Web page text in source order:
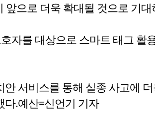
으로 더욱 확대될 것으로 기대
자를 대상으로 스마트 태그
서비스를 통해 실종 사고에
.예산=신언기 기자